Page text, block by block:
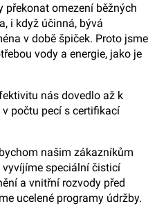
překonat omezení běžných
i když účinná, bývá
v době špiček. Proto jsme
vody a energie, jako je
nás dovedlo až k
počtu pecí s certifikací
našim zákazníkům
speciální čisticí
a vnitřní rozvody před
ucelené programy údržby.